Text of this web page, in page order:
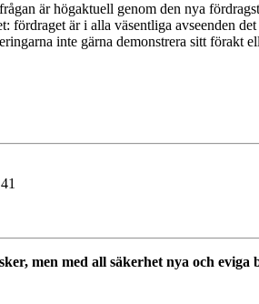
är högaktuell genom den nya
är i alla väsentliga avseenden
inte gärna demonstrera sitt
men med all säkerhet nya och